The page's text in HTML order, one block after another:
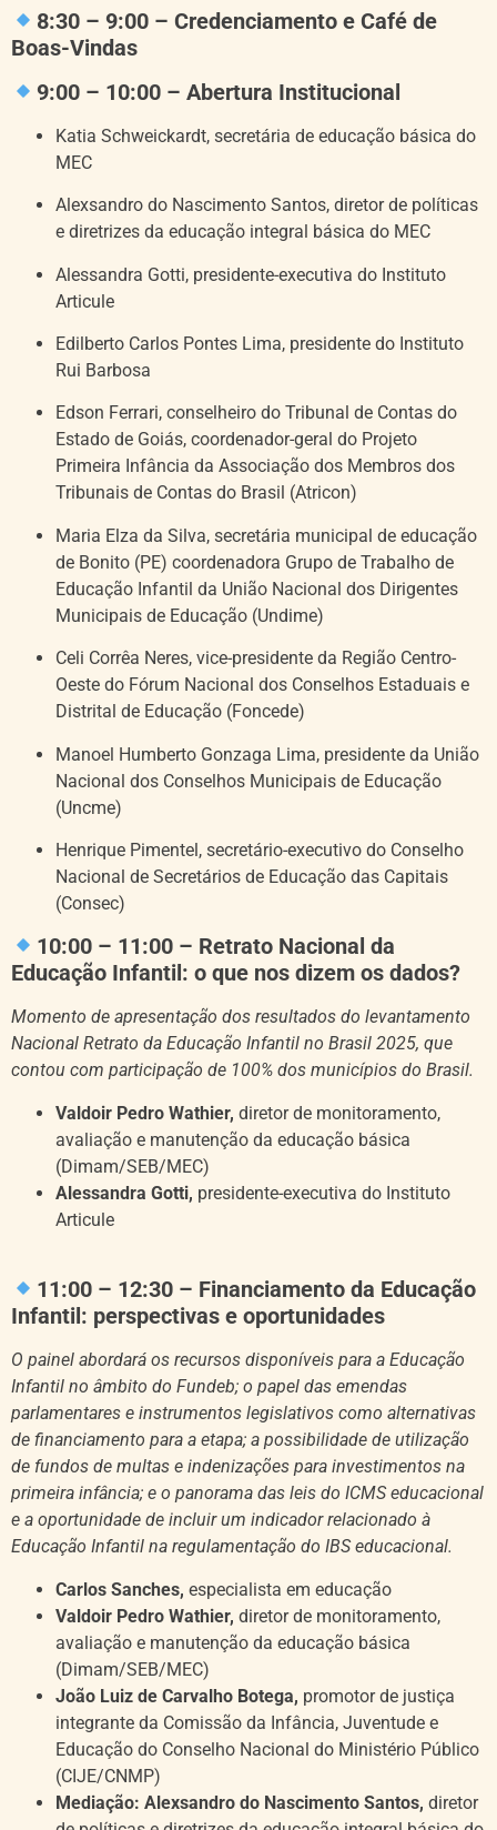
8:30 – 9:00 – Credenciamento e Café de
Boas-Vindas
9:00 – 10:00 – Abertura Institucional
Katia Schweickardt, secretária de educação básica do
MEC
Alexsandro do Nascimento Santos, diretor de políticas
e diretrizes da educação integral básica do MEC
Alessandra Gotti, presidente-executiva do Instituto
Articule
Edilberto Carlos Pontes Lima, presidente do Instituto
Rui Barbosa
Edson Ferrari, conselheiro do Tribunal de Contas do
Estado de Goiás, coordenador-geral do Projeto
Primeira Infância da Associação dos Membros dos
Tribunais de Contas do Brasil (Atricon)
Maria Elza da Silva, secretária municipal de educação
de Bonito (PE) coordenadora Grupo de Trabalho de
Educação Infantil da União Nacional dos Dirigentes
Municipais de Educação (Undime)
Celi Corrêa Neres, vice-presidente da Região Centro-
Oeste do Fórum Nacional dos Conselhos Estaduais e
Distrital de Educação (Foncede)
Manoel Humberto Gonzaga Lima, presidente da União
Nacional dos Conselhos Municipais de Educação
(Uncme)
Henrique Pimentel, secretário-executivo do Conselho
Nacional de Secretários de Educação das Capitais
(Consec)
10:00 – 11:00 – Retrato Nacional da
Educação Infantil: o que nos dizem os dados?
Momento de apresentação dos resultados do levantamento
Nacional Retrato da Educação Infantil no Brasil 2025, que
contou com participação de 100% dos municípios do Brasil.
Valdoir Pedro Wathier, diretor de monitoramento,
avaliação e manutenção da educação básica
(Dimam/SEB/MEC)
Alessandra Gotti, presidente-executiva do Instituto
Articule
11:00 – 12:30 – Financiamento da Educação
Infantil: perspectivas e oportunidades
O painel abordará os recursos disponíveis para a Educação
Infantil no âmbito do Fundeb; o papel das emendas
parlamentares e instrumentos legislativos como alternativas
de financiamento para a etapa; a possibilidade de utilização
de fundos de multas e indenizações para investimentos na
primeira infância; e o panorama das leis do ICMS educacional
e a oportunidade de incluir um indicador relacionado à
Educação Infantil na regulamentação do IBS educacional.
Carlos Sanches, especialista em educação
Valdoir Pedro Wathier, diretor de monitoramento,
avaliação e manutenção da educação básica
(Dimam/SEB/MEC)
João Luiz de Carvalho Botega, promotor de justiça
integrante da Comissão da Infância, Juventude e
Educação do Conselho Nacional do Ministério Público
(CIJE/CNMP)
Mediação: Alexsandro do Nascimento Santos, diretor